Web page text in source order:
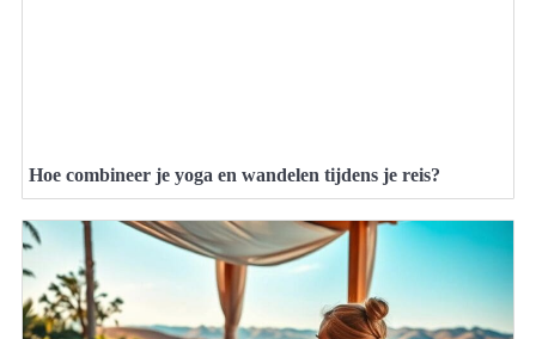
Hoe combineer je yoga en wandelen tijdens je reis?